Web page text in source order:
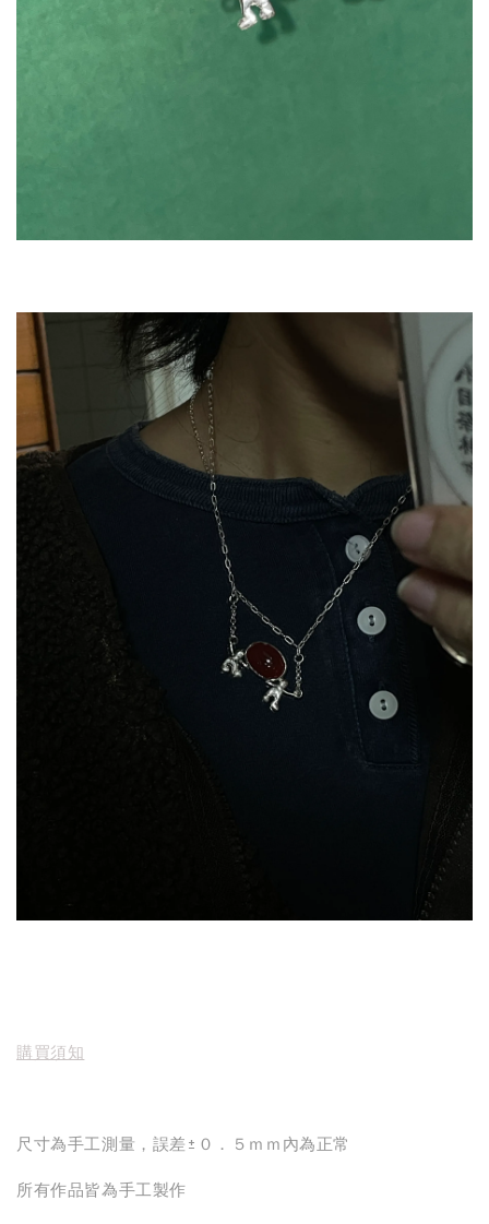
購買須知
尺寸為手工測量，誤差±０．５ｍｍ內為正常
所有作品皆為手工製作